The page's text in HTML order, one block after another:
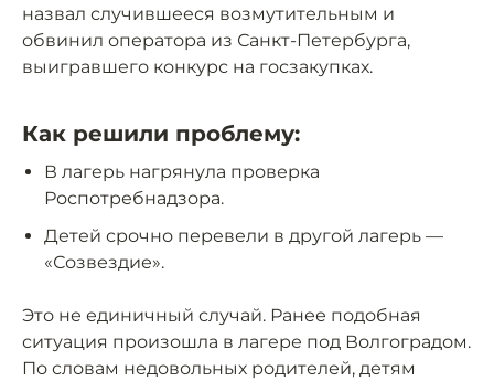
назвал случившееся возмутительным и
обвинил оператора из Санкт-Петербурга,
выигравшего конкурс на госзакупках.
Как решили проблему:
В лагерь нагрянула проверка
Роспотребнадзора.
Детей срочно перевели в другой лагерь —
«Созвездие».
Это не единичный случай. Ранее подобная
ситуация произошла в лагере под Волгоградом.
По словам недовольных родителей, детям